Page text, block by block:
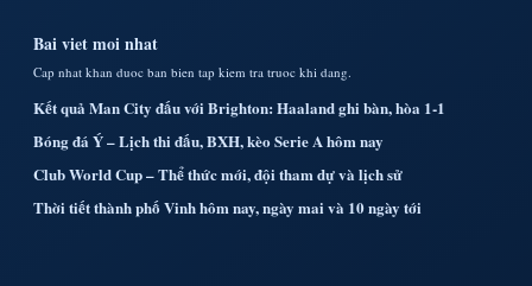
Bai viet moi nhat
Cap nhat khan duoc ban bien tap kiem tra truoc khi dang.
Kết quả Man City đấu với Brighton: Haaland ghi bàn, hòa 1-1
Bóng đá Ý – Lịch thi đấu, BXH, kèo Serie A hôm nay
Club World Cup – Thể thức mới, đội tham dự và lịch sử
Thời tiết thành phố Vinh hôm nay, ngày mai và 10 ngày tới